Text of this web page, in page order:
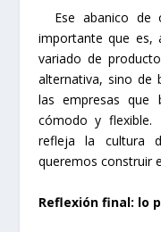
Ese abanico de
importante que es,
variado de
alternativa, sino de
las empresas que
cómodo y
refleja la cultura
queremos construir
Reflexión final: lo